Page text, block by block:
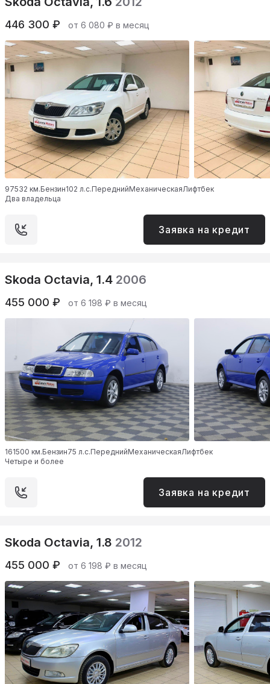
446 300 ₽ от 6 080 ₽ в месяц
97532 км.Бензин102 л.с.ПереднийМеханическаяЛифтбек
Два владельца
Заявка на кредит
Skoda Octavia, 1.4 2006
455 000 ₽ от 6 198 ₽ в месяц
161500 км.Бензин75 л.с.ПереднийМеханическаяЛифтбек
Четыре и более
Заявка на кредит
Skoda Octavia, 1.8 2012
455 000 ₽ от 6 198 ₽ в месяц